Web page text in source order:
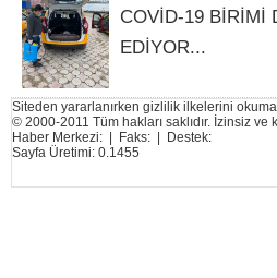
COVİD-19 BİRİMİ
EDİYOR...
Siteden yararlanırken gizlilik ilkelerini
© 2000-2011 Tüm hakları saklıdır. İzinsiz
Haber Merkezi: | Faks: | Destek:
Sayfa Üretimi: 0.1455